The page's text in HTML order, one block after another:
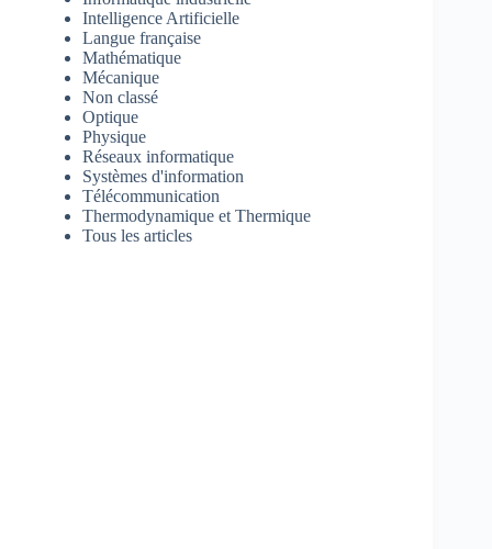
Intelligence Artificielle
Langue française
Mathématique
Mécanique
Non classé
Optique
Physique
Réseaux informatique
Systèmes d'information
Télécommunication
Thermodynamique et Thermique
Tous les articles